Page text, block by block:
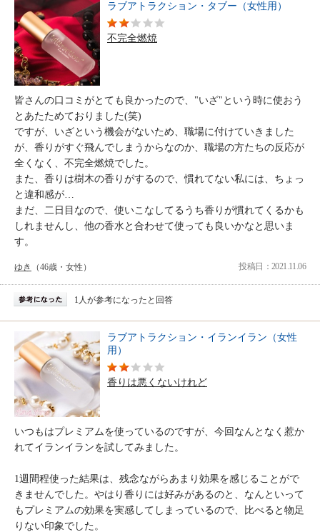
ラブアトラクション・タブー（女性用）
不完全燃焼
皆さんの口コミがとても良かったので、"いざ"という時に使おう
とあたためておりました(笑)
ですが、いざという機会がないため、職場に付けていきました
が、香りがすぐ飛んでしまうからなのか、職場の方たちの反応が
全くなく、不完全燃焼でした。
また、香りは樹木の香りがするので、慣れてない私には、ちょっ
と違和感が…
まだ、二日目なので、使いこなしてるうち香りが慣れてくるかも
しれませんし、他の香水と合わせて使っても良いかなと思いま
す。
ゆき （46歳・女性） 投稿日：2021.11.06
1人が参考になったと回答
ラブアトラクション・イランイラン（女性
用）
香りは悪くないけれど
いつもはプレミアムを使っているのですが、今回なんとなく惹か
れてイランイランを試してみました。
1週間程使った結果は、残念ながらあまり効果を感じることがで
きませんでした。やはり香りには好みがあるのと、なんといって
もプレミアムの効果を実感してしまっているので、比べると物足
りない印象でした。